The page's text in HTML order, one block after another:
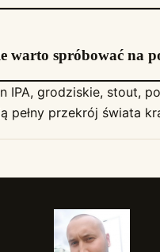
warto spróbować na
IPA, grodziskie, stout,
pełny przekrój świata